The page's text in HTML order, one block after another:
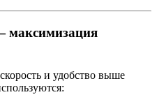
максимизация
и удобство выше